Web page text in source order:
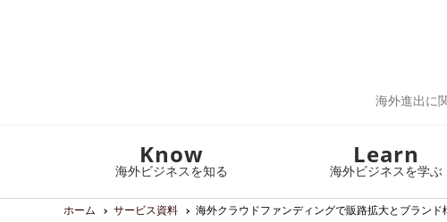
海外進出に
Know
海外ビジネスを知る
Learn
海外ビジネスを学ぶ
ホーム サービス資料 海外クラウドファンディングで販路拡大とブランド